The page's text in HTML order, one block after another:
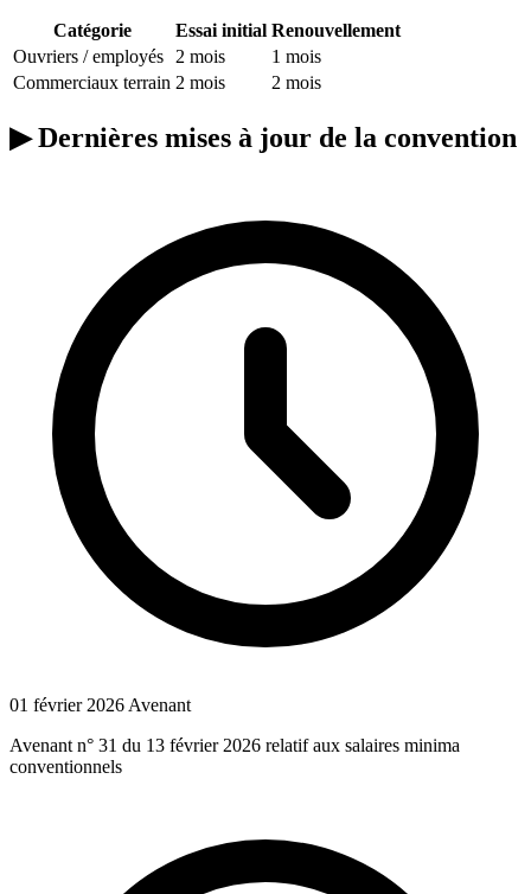
Catégorie Essai initial Renouvellement
Ouvriers / employés
2 mois
1 mois
Commerciaux terrain 2 mois 2 mois
▶Dernières mises à jour de la convention
01 février 2026 Avenant
Avenant n° 31 du 13 février 2026 relatif aux salaires minima
conventionnels